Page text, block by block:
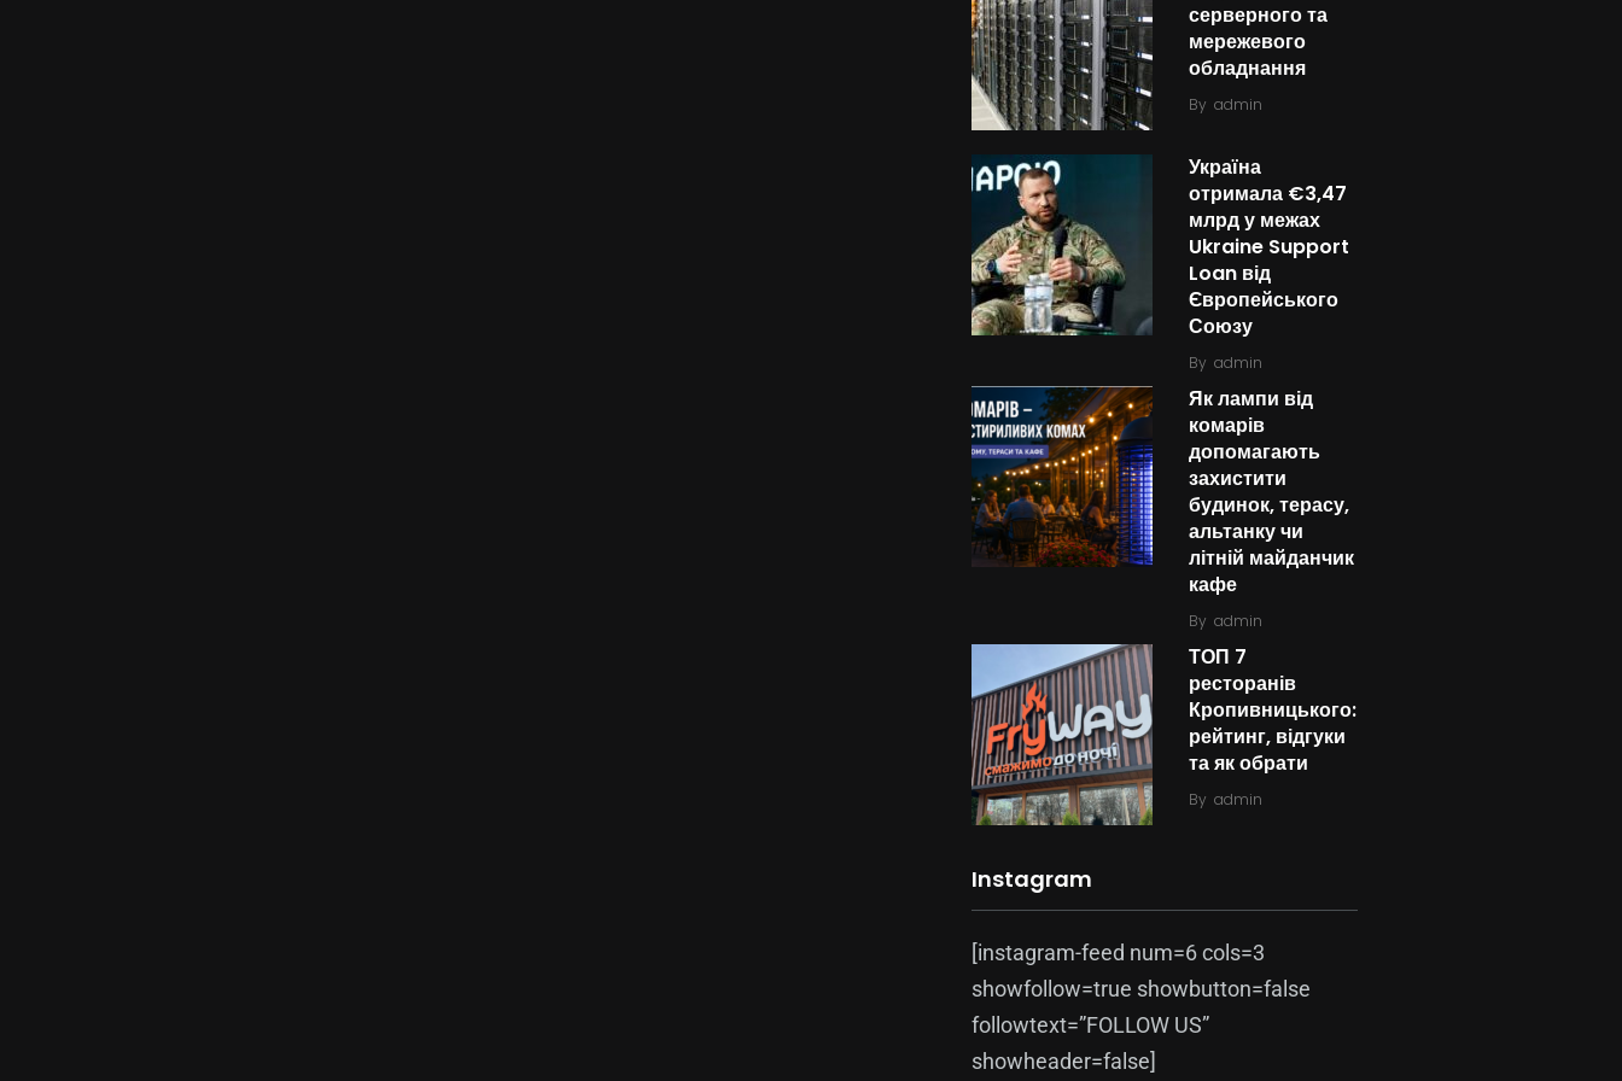
серверного та
мережевого
обладнання
By admin
Україна
отримала €3,47
млрд у межах
Ukraine Support
Loan від
Європейського
Союзу
By admin
Як лампи від
комарів
допомагають
захистити
будинок, терасу,
альтанку чи
літній майданчик
кафе
By admin
ТОП 7
ресторанів
Кропивницького:
рейтинг, відгуки
та як обрати
By admin
Instagram
[instagram-feed num=6 cols=3
showfollow=true showbutton=false
followtext=”FOLLOW US”
showheader=false]